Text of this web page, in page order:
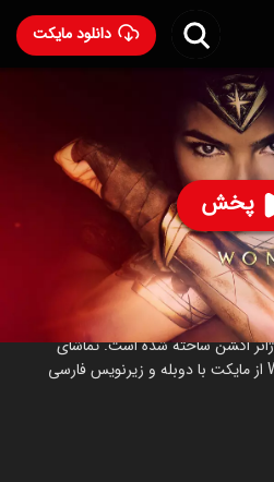
دانلود مایکت
پخش
- Wonder Woman 2017
وومن در سال 2017 در ژانر اکشن ساخته شده است. تماشای
آنلاین و رایگان Wonder Woman از مایکت با دوبله و زیرنویس فارسی